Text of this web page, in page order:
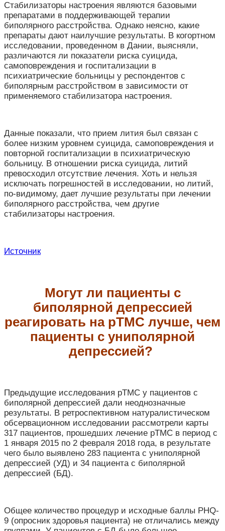
Стабилизаторы настроения являются базовыми
препаратами в поддерживающей терапии
биполярного расстройства. Однако неясно, какие
препараты дают наилучшие результаты. В когортном
исследовании, проведенном в Дании, выясняли,
различаются ли показатели риска суицида,
самоповреждения и госпитализации в
психиатрические больницы у респондентов с
биполярным расстройством в зависимости от
применяемого стабилизатора настроения.
Данные показали, что прием лития был связан с
более низким уровнем суицида, самоповреждения и
повторной госпитализации в психиатрическую
больницу. В отношении риска суицида, литий
превосходил отсутствие лечения. Хоть и нельзя
исключать погрешностей в исследовании, но литий,
по-видимому, дает лучшие результаты при лечении
биполярного расстройства, чем другие
стабилизаторы настроения.
Источник
Могут ли пациенты с
биполярной депрессией
реагировать на рТМС лучше, чем
пациенты с униполярной
депрессией?
Предыдущие исследования рТМС у пациентов с
биполярной депрессией дали неоднозначные
результаты. В ретроспективном натуралистическом
обсервационном исследовании рассмотрели карты
317 пациентов, прошедших лечение рТМС в период с
1 января 2015 по 2 февраля 2018 года, в результате
чего было выявлено 283 пациента с униполярной
депрессией (УД) и 34 пациента с биполярной
депрессией (БД).
Общее количество процедур и исходные баллы PHQ-
9 (опросник здоровья пациента) не отличались между